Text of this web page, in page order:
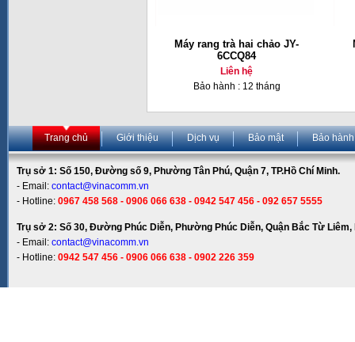
Máy rang trà hai chảo JY-
6CCQ84
Liên hệ
Bảo hành : 12 tháng
Trang chủ Giới thiệu Dịch vụ Bảo mật Bảo hành
Trụ sở 1: Số 150, Đường số 9, Phường Tân Phú, Quận 7, TP.Hồ Chí Minh.
- Email: contact@vinacomm.vn
- Hotline: 0967 458 568 - 0906 066 638 - 0942 547 456 - 092 657 5555
Trụ sở 2: Số 30, Đường Phúc Diễn, Phường Phúc Diễn, Quận Bắc Từ Liêm,
- Email: contact@vinacomm.vn
- Hotline: 0942 547 456 - 0906 066 638 - 0902 226 359